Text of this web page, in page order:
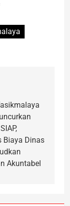
Biaya Dinas
Akuntabel